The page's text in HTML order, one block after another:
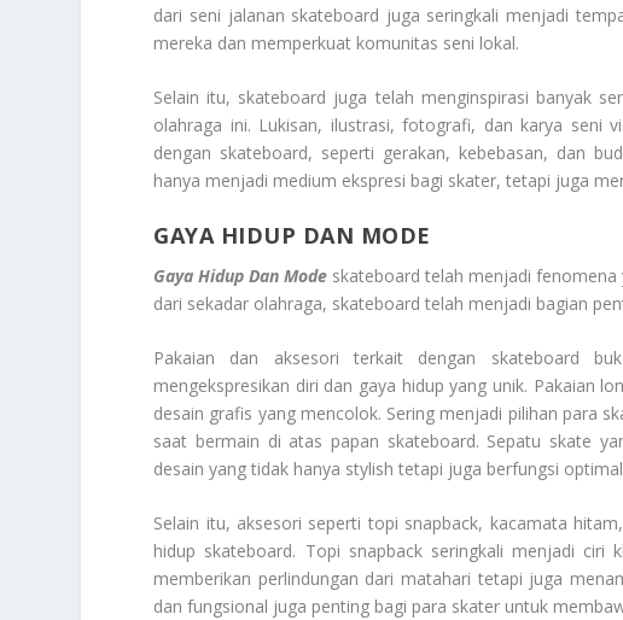
dari seni jalanan skateboard juga seringkali menjadi
mereka dan memperkuat komunitas seni lokal.
Selain itu, skateboard juga telah menginspirasi banyak
olahraga ini. Lukisan, ilustrasi, fotografi, dan karya seni
dengan skateboard, seperti gerakan, kebebasan, dan
hanya menjadi medium ekspresi bagi skater, tetapi juga
GAYA HIDUP DAN MODE
Gaya Hidup Dan Mode skateboard telah menjadi
dari sekadar olahraga, skateboard telah menjadi bagian
Pakaian dan aksesori terkait dengan skateboard
mengekspresikan diri dan gaya hidup yang unik. Pakaian
desain grafis yang mencolok. Sering menjadi pilihan para
saat bermain di atas papan skateboard. Sepatu skate
desain yang tidak hanya stylish tetapi juga berfungsi
Selain itu, aksesori seperti topi snapback, kacamata
hidup skateboard. Topi snapback seringkali menjadi
memberikan perlindungan dari matahari tetapi juga
dan fungsional juga penting bagi para skater untuk